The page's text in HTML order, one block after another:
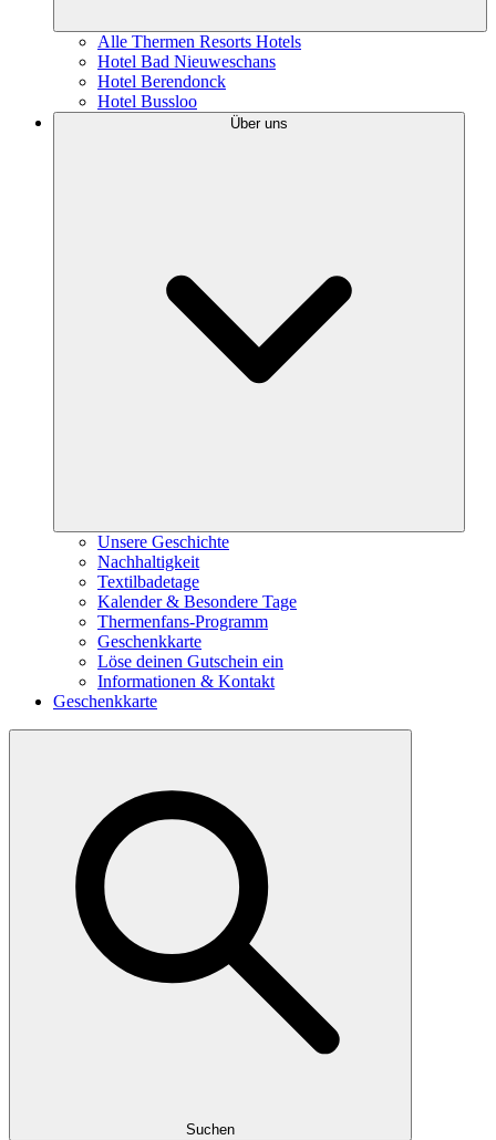
Alle Thermen Resorts Hotels
Hotel Bad Nieuweschans
Hotel Berendonck
Hotel Bussloo
Über uns
Unsere Geschichte
Nachhaltigkeit
Textilbadetage
Kalender & Besondere Tage
Thermenfans-Programm
Geschenkkarte
Löse deinen Gutschein ein
Informationen & Kontakt
Geschenkkarte
Suchen